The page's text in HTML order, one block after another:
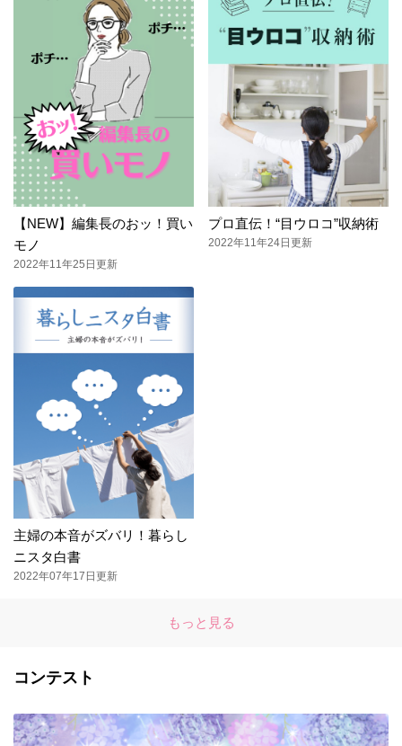
【NEW】編集長のおッ！買い
モノ
2022年11年25日更新
プロ直伝！“目ウロコ”収納術
2022年11年24日更新
主婦の本音がズバリ！暮らし
ニスタ白書
2022年07年17日更新
もっと見る
コンテスト